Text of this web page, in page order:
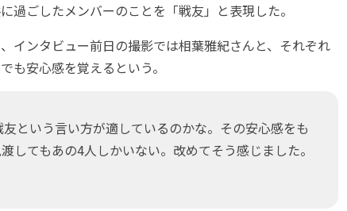
過ごしたメンバーのことを「戦友」と表現した。
インタビュー前日の撮影では相葉雅紀さんと、それぞれ
も安心感を覚えるという。
という言い方が適しているのかな。その安心感をも
してもあの4人しかいない。改めてそう感じました。